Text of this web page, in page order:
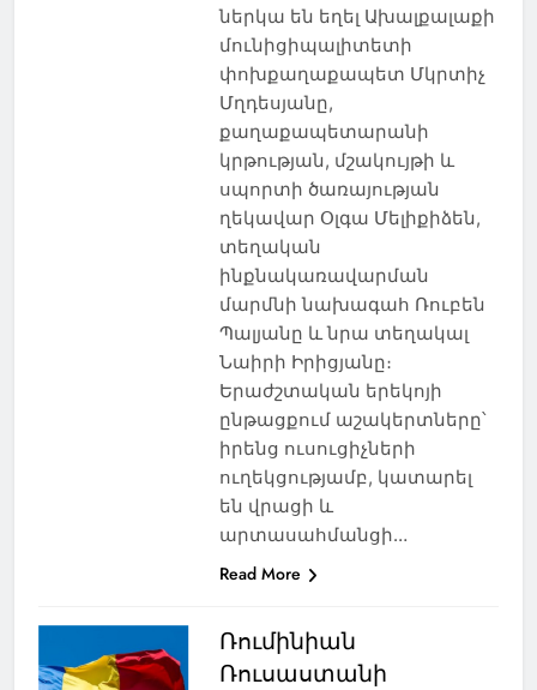
ներկա են եղել Ախալքալաքի
մունիցիպալիտետի
փոխքաղաքապետ Մկրտիչ
Մղդեսյանը,
քաղաքապետարանի
կրթության, մշակույթի և
սպորտի ծառայության
ղեկավար Օլգա Մելիքիձեն,
տեղական
ինքնակառավարման
մարմնի նախագահ Ռուբեն
Պալյանը և նրա տեղակալ
Նաիրի Իրիցյանը։
Երաժշտական երեկոյի
ընթացքում աշակերտները՝
իրենց ուսուցիչների
ուղեկցությամբ, կատարել
են վրացի և
արտասահմանցի…
Read More
Ռումինիան
Ռուսաստանի